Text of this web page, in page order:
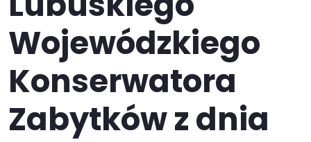
Wojewódzkiego
Konserwatora
Zabytków z dnia